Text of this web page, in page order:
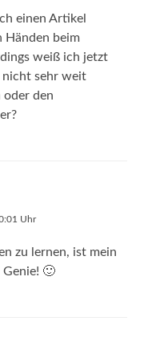
einen Artikel
Händen beim
weiß ich jetzt
nicht sehr weit
oder den
Uhr
zu lernen, ist mein
🙂